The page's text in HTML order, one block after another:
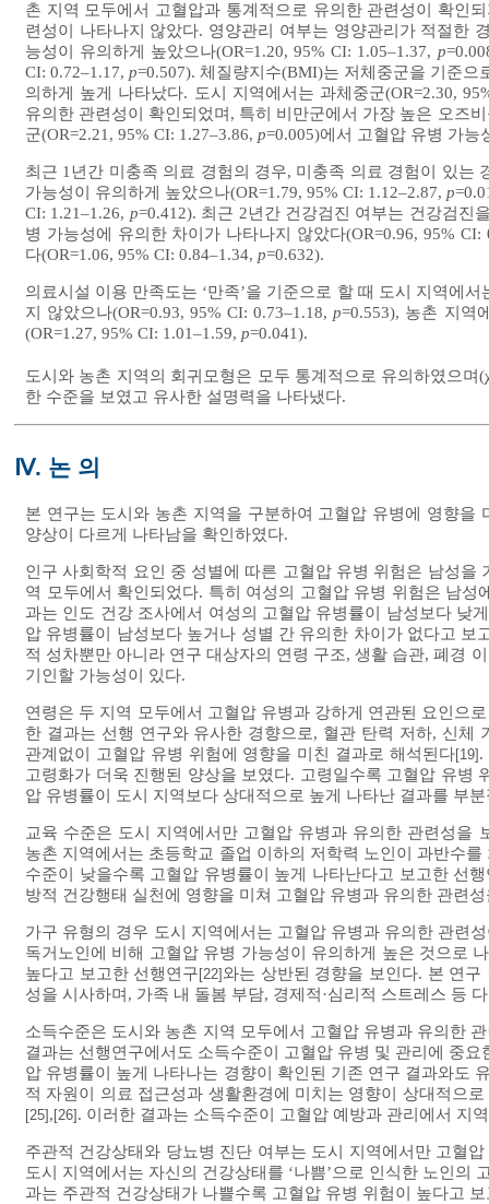
촌 지역 모두에서 고혈압과 통계적으로 유의한 관련성이 확인
련성이 나타나지 않았다. 영양관리 여부는 영양관리가 적절한
능성이 유의하게 높았으나(OR=1.20, 95% CI: 1.05–1.37, p
CI: 0.72–1.17,p=0.507). 체질량지수(BMI)는 저체중군을 기준
의하게 높게 나타났다. 도시 지역에서는 과체중군(OR=2.30,
유의한 관련성이 확인되었며, 특히 비만군에서 가장 높은 오즈
군(OR=2.21, 95% CI: 1.27–3.86, p=0.005)에서 고혈압 유병 가능
최근 1년간 미충족 의료 경험의 경우, 미충족 의료 경험이 있
가능성이 유의하게 높았으나(OR=1.79, 95% CI: 1.12–2.87,p
CI: 1.21–1.26, p=0.412). 최근 2년간 건강검진 여부는 건강검진
병 가능성에 유의한 차이가 나타나지 않았다(OR=0.96, 95% CI:
다(OR=1.06, 95% CI: 0.84–1.34, p=0.632).
의료시설 이용 만족도는 ‘만족’을 기준으로 할 때 도시 지역에
지 않았으나(OR=0.93, 95% CI: 0.73–1.18,p=0.553), 농촌 지역
(OR=1.27, 95% CI: 1.01–1.59, p=0.041).
도시와 농촌 지역의 회귀모형은 모두 통계적으로 유의하였으며
한 수준을 보였고 유사한 설명력을 나타냈다.
Ⅳ. 논 의
본 연구는 도시와 농촌 지역을 구분하여 고혈압 유병에 영향
양상이 다르게 나타남을 확인하였다.
인구 사회학적 요인 중 성별에 따른 고혈압 유병 위험은 남성
역 모두에서 확인되었다. 특히 여성의 고혈압 유병 위험은 남
과는 인도 건강 조사에서 여성의 고혈압 유병률이 남성보다 낮
압 유병률이 남성보다 높거나 성별 간 유의한 차이가 없다고
적 성차뿐만 아니라 연구 대상자의 연령 구조, 생활 습관, 폐경
기인할 가능성이 있다.
연령은 두 지역 모두에서 고혈압 유병과 강하게 연관된 요인으
한 결과는 선행 연구와 유사한 경향으로, 혈관 탄력 저하, 신체
관계없이 고혈압 유병 위험에 영향을 미친 결과로 해석된다[19] .
고령화가 더욱 진행된 양상을 보였다. 고령일수록 고혈압 유병
압 유병률이 도시 지역보다 상대적으로 높게 나타난 결과를 부
교육 수준은 도시 지역에서만 고혈압 유병과 유의한 관련성을
농촌 지역에서는 초등학교 졸업 이하의 저학력 노인이 과반수
수준이 낮을수록 고혈압 유병률이 높게 나타난다고 보고한 선
방적 건강행태 실천에 영향을 미쳐 고혈압 유병과 유의한 관련
가구 유형의 경우 도시 지역에서는 고혈압 유병과 유의한 관련
독거노인에 비해 고혈압 유병 가능성이 유의하게 높은 것으로
높다고 보고한 선행연구 [22] 와는 상반된 경향을 보인다. 본 연
성을 시사하며, 가족 내 돌봄 부담, 경제적·심리적 스트레스 등
소득수준은 도시와 농촌 지역 모두에서 고혈압 유병과 유의한
결과는 선행연구에서도 소득수준이 고혈압 유병 및 관리에 중
압 유병률이 높게 나타나는 경향이 확인된 기존 연구 결과와도
적 자원이 의료 접근성과 생활환경에 미치는 영향이 상대적으
[25] , [26] . 이러한 결과는 소득수준이 고혈압 예방과 관리에서 지
주관적 건강상태와 당뇨병 진단 여부는 도시 지역에서만 고혈
도시 지역에서는 자신의 건강상태를 ‘나쁨’으로 인식한 노인의
과는 주관적 건강상태가 나쁠수록 고혈압 유병 위험이 높다고